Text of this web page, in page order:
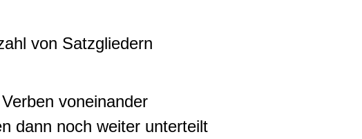
von Satzgliedern
voneinander
dann noch weiter unterteilt